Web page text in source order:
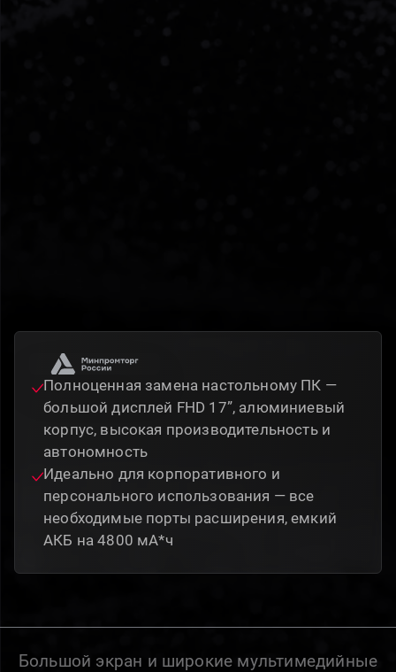
Полноценная замена настольному ПК —
большой дисплей FHD 17”, алюминиевый
корпус, высокая производительность и
автономность
Идеально для корпоративного и
персонального использования — все
необходимые порты расширения, емкий
АКБ на 4800 мА*ч
Большой экран и широкие мультимедийные